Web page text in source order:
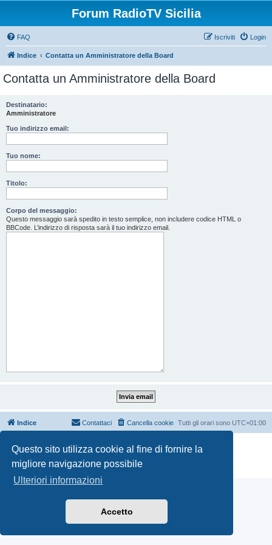
Questo sito utilizza cookie al fine di fornire la
migliore navigazione possibile
Ulteriori informazioni
Accetto
Forum RadioTV Sicilia
FAQ Login
Iscriviti
Indice Contatta un Amministratore della Board
Contatta un Amministratore della Board
Destinatario:
Amministratore
Tuo indirizzo email:
Tuo nome:
Titolo:
Corpo del messaggio:
Questo messaggio sarà spedito in testo semplice, non includere codice HTML o
BBCode. L’indirizzo di risposta sarà il tuo indirizzo email.
Indice Tutti gli orari sono UTC+01:00
Cancella cookie
Contattaci
Creato da
® Forum Software © phpBB Limited
Privacy|Condizioni